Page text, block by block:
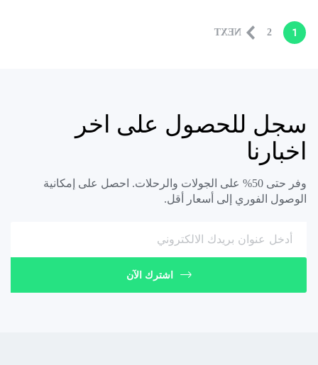
1
2
NEXT
سجل للحصول على اخر
اخبارنا
وفر حتى 50% على الجولات والرحلات. احصل على إمكانية
الوصول الفوري إلى أسعار أقل.
اشترك الآن